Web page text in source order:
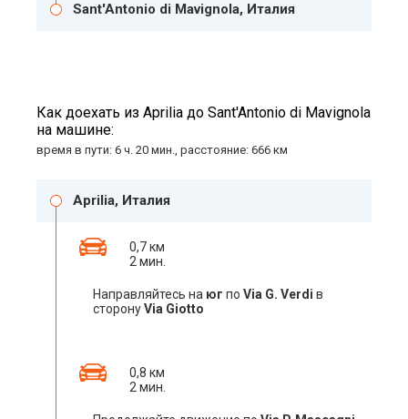
Sant'Antonio di Mavignola, Италия
Как доехать из Aprilia до Sant'Antonio di Mavignola
на машине:
время в пути: 6 ч. 20 мин., расстояние: 666 км
Aprilia, Италия
0,7 км
2 мин.
Направляйтесь на юг по Via G. Verdi в
сторонуVia Giotto
0,8 км
2 мин.